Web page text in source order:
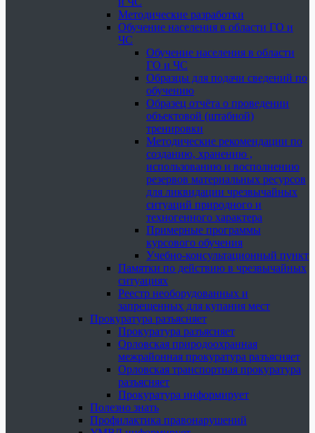
Методические разработки
Обучение населения в области ГО и
ЧС
Обучение населения в области
ГО и ЧС
Образцы для подачи сведений по
обучению
Образец отчёта о проведении
объектовой (штабной)
тренировки
Методические рекомендации по
созданию, хранению ,
использованию и восполнению
резервов материальных ресурсов
для ликвидации чрезвычайных
ситуаций природного и
техногенного характера
Примерные программы
курсового обучения
Учебно-консультационный пункт
Памятки по действию в чрезвычайных
ситуациях
Реестр необорудованных и
запрещенных для купания мест
Прокуратура разъясняет
Прокуратура разъясняет
Орловская природоохранная
межрайонная прокуратура разъясняет
Орловская транспортная прокуратура
разъясняет
Прокуратура информирует
Полезно знать
Профилактика правонарушений